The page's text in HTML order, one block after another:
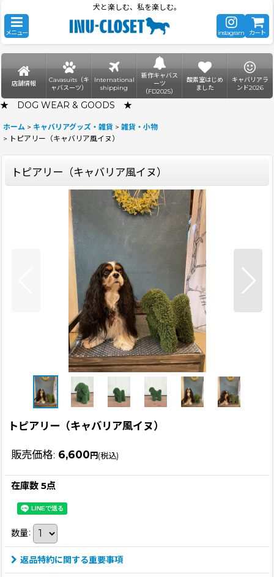
犬と楽しむ、私を楽しむ。
メニュー instagram カート
店舗情報
Cavasuits（キ
ャバスーツ）
International
shipping
新作キャバス
ーツ
（FD2025）
酸素室はじめ
ました
キャバリアラ
ンド2026
★ DOG WEAR & GOODS ★
ホーム > キャバリアグッズ・雑貨 > 雑貨・小物
> トピアリー（キャバリア風イヌ）
トピアリー（キャバリア風イヌ）
トピアリー（キャバリア風イヌ）
販売価格: 6,600円(税込)
在庫数 5点
数量:
返品特約に関する重要事項